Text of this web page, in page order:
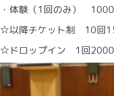
・体験（1回のみ）
☆以降チケット制
☆ドロップイン 1回